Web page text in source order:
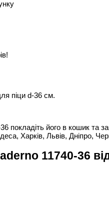
піци d-36 см.
його в кошик та
Харків, Львів, Дніпро,
11740-36